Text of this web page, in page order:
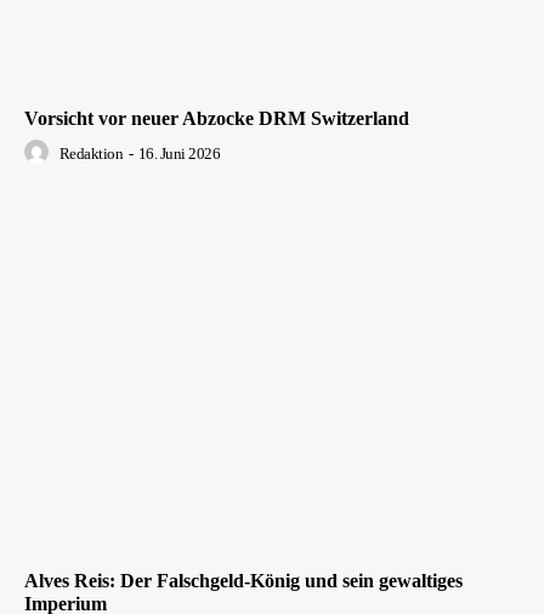
Vorsicht vor neuer Abzocke DRM Switzerland
Redaktion - 16. Juni 2026
Alves Reis: Der Falschgeld-König und sein gewaltiges
Imperium